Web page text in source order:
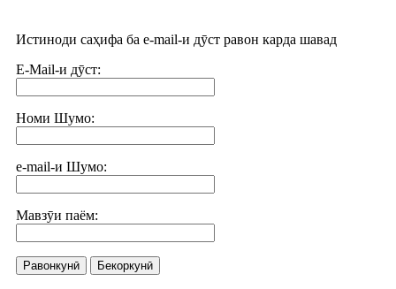
Истиноди саҳифа ба e-mail-и дӯст равон карда шавад
E-Mail-и дӯст:
Номи Шумо:
e-mail-и Шумо:
Мавзӯи паём:
Равонкунӣ Бекоркунӣ